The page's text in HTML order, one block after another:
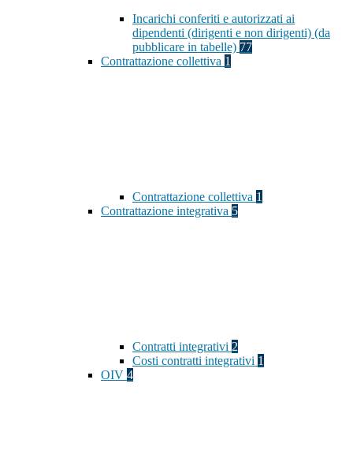
Incarichi conferiti e autorizzati ai
dipendenti (dirigenti e non dirigenti) (da
pubblicare in tabelle) 77
Contrattazione collettiva 1
Contrattazione collettiva 1
Contrattazione integrativa 5
Contratti integrativi 2
Costi contratti integrativi 1
OIV 4